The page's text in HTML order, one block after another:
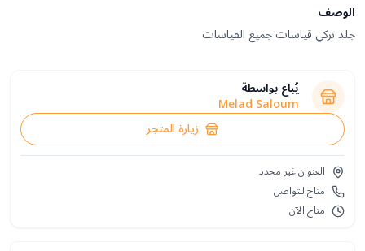
الوصف
جلد تركي قياسات جميع القياسات
يُباع بواسطة
Melad Saloum
زيارة المتجر
العنوان غير محدد
متاح للتواصل
متاح الآن